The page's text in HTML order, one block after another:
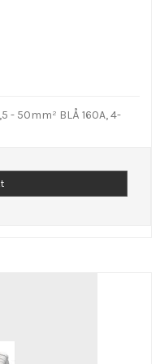
- 50mm² BLÅ 160A, 4-